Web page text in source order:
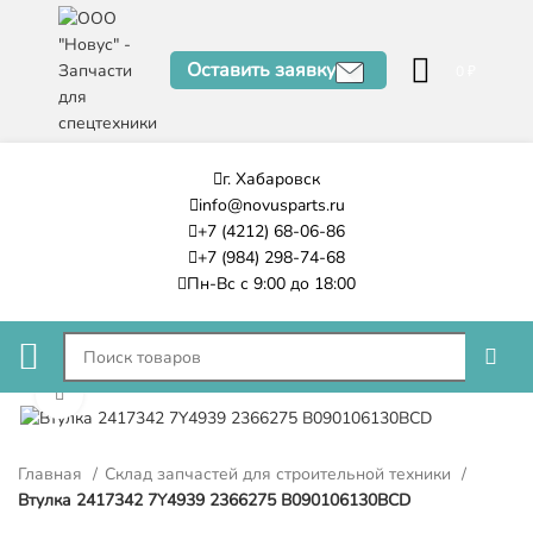
Оставить заявку
г. Хабаровск
info@novusparts.ru
+7 (4212) 68-06-86
+7 (984) 298-74-68
Пн-Вс с 9:00 до 18:00
Нажмите, чтобы увеличить
Главная
Склад запчастей для строительной техники
Втулка 2417342 7Y4939 2366275 B090106130BCD